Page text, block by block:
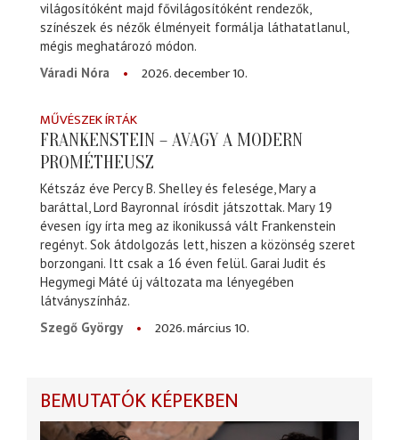
világosítóként majd fővilágosítóként rendezők,
színészek és nézők élményeit formálja láthatatlanul,
mégis meghatározó módon.
Váradi Nóra
2026. december 10.
MŰVÉSZEK ÍRTÁK
FRANKENSTEIN – AVAGY A MODERN
PROMÉTHEUSZ
Kétszáz éve Percy B. Shelley és felesége, Mary a
baráttal, Lord Bayronnal írósdit játszottak. Mary 19
évesen így írta meg az ikonikussá vált Frankenstein
regényt. Sok átdolgozás lett, hiszen a közönség szeret
borzongani. Itt csak a 16 éven felül. Garai Judit és
Hegymegi Máté új változata ma lényegében
látványszínház.
Szegő György
2026. március 10.
BEMUTATÓK KÉPEKBEN